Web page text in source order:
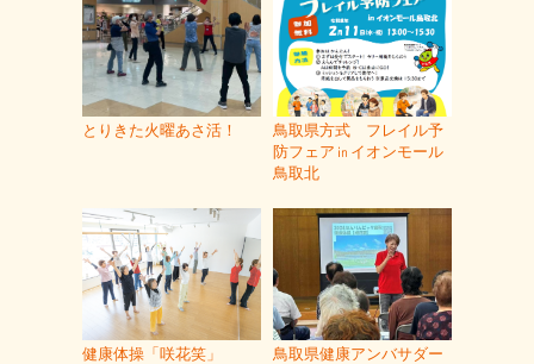
とりきた火曜あさ活！
鳥取県方式 フレイル予
防フェア㏌イオンモール
鳥取北
健康体操「咲花笑」
鳥取県健康アンバサダー